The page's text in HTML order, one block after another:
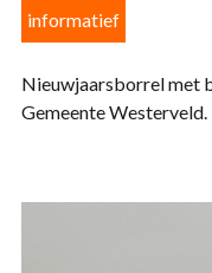
informatief
Nieuwjaarsborrel met
Gemeente Westerveld.